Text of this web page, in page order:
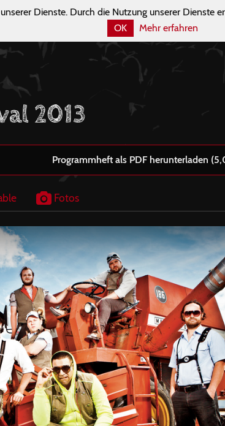
Dienste. Durch die Nutzung unserer Dienste
OK
Mehr erfahren
2013
Programmheft als PDF herunterladen
Fotos